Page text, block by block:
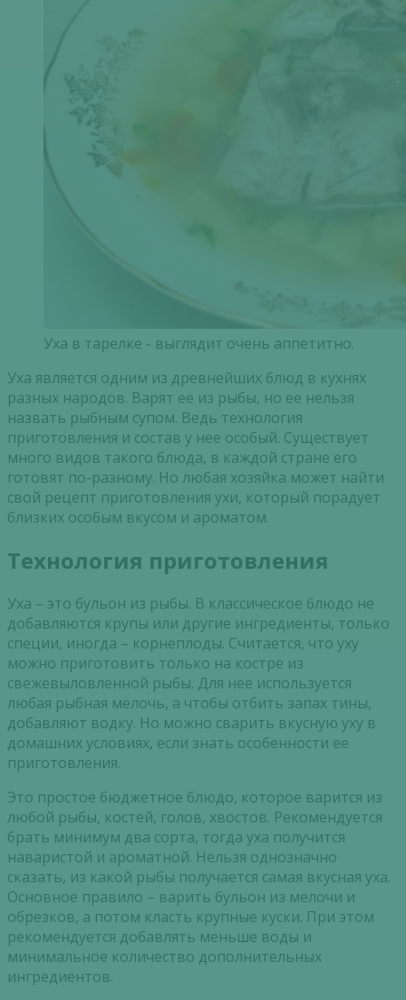
Уха в тарелке - выглядит очень аппетитно.
Уха является одним из древнейших блюд в кухнях
разных народов. Варят ее из рыбы, но ее нельзя
назвать рыбным супом. Ведь технология
приготовления и состав у нее особый. Существует
много видов такого блюда, в каждой стране его
готовят по-разному. Но любая хозяйка может найти
свой рецепт приготовления ухи, который порадует
близких особым вкусом и ароматом.
Технология приготовления
Уха – это бульон из рыбы. В классическое блюдо не
добавляются крупы или другие ингредиенты, только
специи, иногда – корнеплоды. Считается, что уху
можно приготовить только на костре из
свежевыловленной рыбы. Для нее используется
любая рыбная мелочь, а чтобы отбить запах тины,
добавляют водку. Но можно сварить вкусную уху в
домашних условиях, если знать особенности ее
приготовления.
Это простое бюджетное блюдо, которое варится из
любой рыбы, костей, голов, хвостов. Рекомендуется
брать минимум два сорта, тогда уха получится
наваристой и ароматной. Нельзя однозначно
сказать, из какой рыбы получается самая вкусная уха.
Основное правило – варить бульон из мелочи и
обрезков, а потом класть крупные куски. При этом
рекомендуется добавлять меньше воды и
минимальное количество дополнительных
ингредиентов.